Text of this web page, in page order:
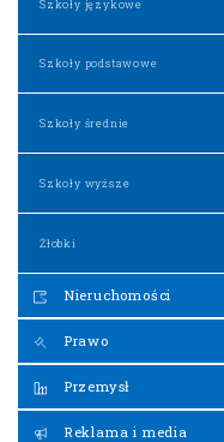
Szkoły językowe
Szkoły podstawowe
Szkoły średnie
Szkoły wyższe
Żłobki
Nieruchomości
Prawo
Przemysł
Reklama i media